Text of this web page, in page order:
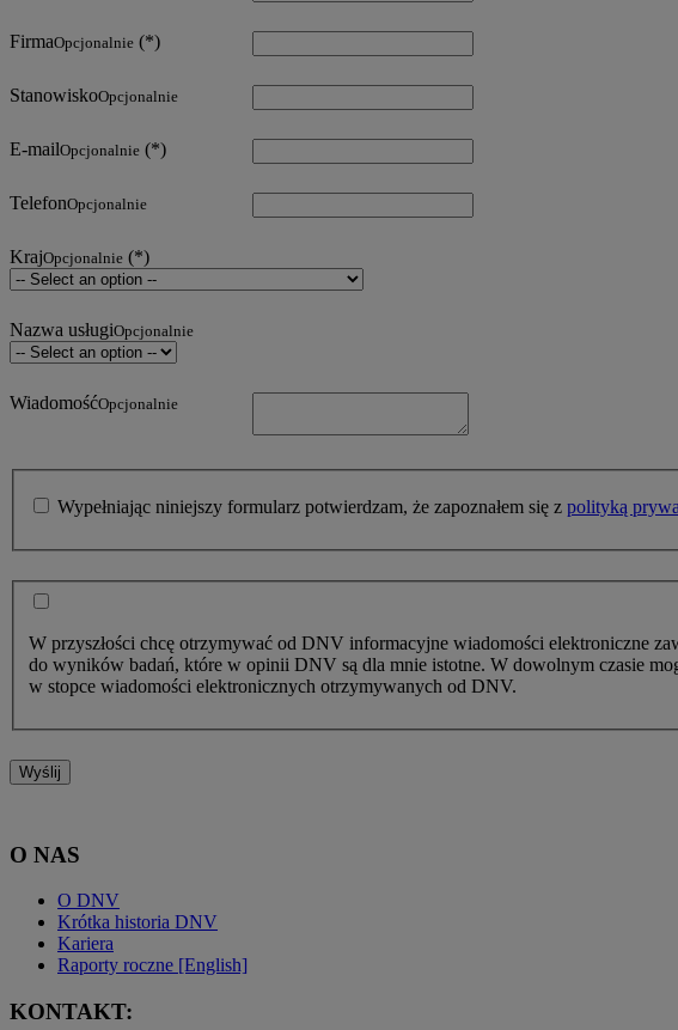
FirmaOpcjonalnie
StanowiskoOpcjonalnie
E-mailOpcjonalnie
TelefonOpcjonalnie
KrajOpcjonalnie
Nazwa usługiOpcjonalnie
WiadomośćOpcjonalnie
Wypełniając niniejszy formularz potwierdzam, że zapoznałem się z polityką
W przyszłości chcę otrzymywać od DNV informacyjne wiadomości elektroniczne
do wyników badań, które w opinii DNV są dla mnie istotne. W dowolnym czasie
w stopce wiadomości elektronicznych otrzymywanych od DNV.
Wyślij
O NAS
O DNV
Krótka historia DNV
Kariera
Raporty roczne [English]
KONTAKT: